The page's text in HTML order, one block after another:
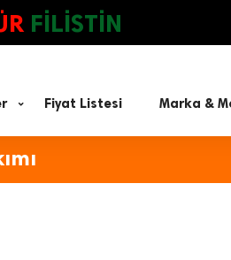
FİLİSTİN
Fiyat Listesi Marka &